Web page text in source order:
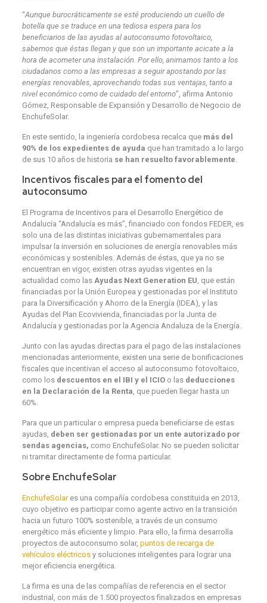
“Aunque burocráticamente se esté produciendo un cuello de
botella que se traduce en una tediosa espera para los
beneficiarios de las ayudas al autoconsumo fotovoltaico,
sabemos que éstas llegan y que son un importante acicate a la
hora de acometer una instalación. Por ello, animamos tanto a los
ciudadanos como a las empresas a seguir apostando por las
energías renovables, aprovechando todas sus ventajas, tanto a
nivel económico como de cuidado del entorno”, afirma Antonio
Gómez, Responsable de Expansión y Desarrollo de Negocio de
EnchufeSolar.
En este sentido, la ingeniería cordobesa recalca que más del
90% de los expedientes de ayuda que han tramitado a lo largo
de sus 10 años de historia se han resuelto favorablemente
Incentivos fiscales para el fomento del
autoconsumo
El Programa de Incentivos para el Desarrollo Energético de
Andalucía “Andalucía es más”, financiado con fondos FEDER, es
solo una de las distintas iniciativas gubernamentales para
impulsar la inversión en soluciones de energía renovables más
económicas y sostenibles. Además de éstas, que ya no se
encuentran en vigor, existen otras ayudas vigentes en la
actualidad como las Ayudas Next Generation EU , que están
financiadas por la Unión Europea y gestionadas por el Instituto
para la Diversificación y Ahorro de la Energía (IDEA), y las
Ayudas del Plan Ecovivienda, financiadas por la Junta de
Andalucía y gestionadas por la Agencia Andaluza de la Energía.
Junto con las ayudas directas para el pago de las instalaciones
mencionadas anteriormente, existen una serie de bonificaciones
fiscales que incentivan el acceso al autoconsumo fotovoltaico,
como los descuentos en el IBI y el ICIOo las deducciones
en la Declaración de la Renta , que pueden llegar hasta un
60%.
Para que un particular o empresa pueda beneficiarse de estas
ayudas, deben ser gestionadas por un ente autorizado por
sendas agencias, como EnchufeSolar. No se pueden solicitar
ni tramitar directamente de forma particular.
Sobre EnchufeSolar
EnchufeSolares una compañía cordobesa constituida en 2013,
cuyo objetivo es participar como agente activo en la transición
hacia un futuro 100% sostenible, a través de un consumo
energético más eficiente y limpio. Para ello, la firma desarrolla
proyectos de autoconsumo solar, puntos de recarga de
vehículos eléctricosy soluciones inteligentes para lograr una
mejor eficiencia energética.
La firma es una de las compañías de referencia en el sector
industrial, con más de 1.500 proyectos finalizados en empresas